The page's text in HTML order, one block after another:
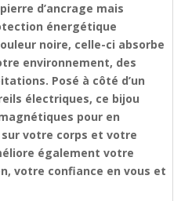
d’ancrage mais
énergétique
noire, celle-ci absorbe
environnement, des
Posé à côté d’un
électriques, ce bijou
pour en
votre corps et votre
également votre
votre confiance en vous et